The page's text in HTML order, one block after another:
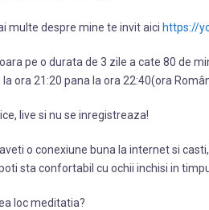
multe despre mine te invit aici https://
pe o durata de 3 zile a cate 80 de
ora 21:20 pana la ora 22:40(ora
live si nu se inregistreaza!
o conexiune buna la internet si
sta confortabil cu ochii inchisi in
loc meditatia?